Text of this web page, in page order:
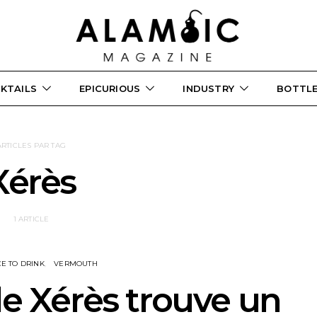
EPICURIOUS INDUSTRY
PAR TAG
1 ARTICLE
TO DRINK VERMOUTH
Xérès trouve un